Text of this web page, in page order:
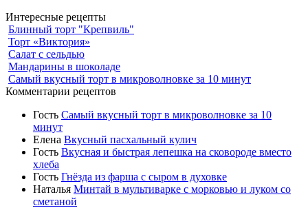
Интересные рецепты
Блинный торт "Крепвиль"
Торт «Виктория»
Салат с сельдью
Мандарины в шоколаде
Самый вкусный торт в микроволновке за 10 минут
Комментарии рецептов
Гость Самый вкусный торт в микроволновке за 10
минут
Елена Вкусный пасхальный кулич
Гость Вкусная и быстрая лепешка на сковороде вместо
хлеба
Гость Гнёзда из фарша с сыром в духовке
Наталья Минтай в мультиварке с морковью и луком со
сметаной